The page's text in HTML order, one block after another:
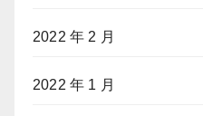
2022 年 2 月
2022 年 1 月